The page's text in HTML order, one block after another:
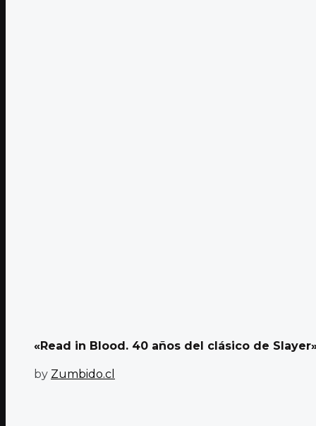
«Read in Blood. 40 años del clásico de
by Zumbido.cl